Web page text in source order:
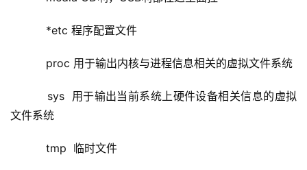
*etc 程序配置文件
proc 用于输出内核与进程信息相关的虚拟文件系统
sys  用于输出当前系统上硬件设备相关信息的虚拟
文件系统
tmp  临时文件